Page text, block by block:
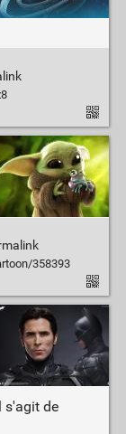
358393
s'agit de